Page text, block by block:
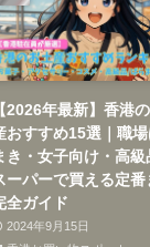
2026年最新】香港
おすすめ15選｜職場
き・女子向け・高級
ーパーで買える定番
全ガイド
2024年9月15日